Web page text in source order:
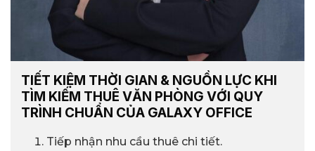
TIẾT KIỆM THỜI GIAN & NGUỒN LỰC KHI
TÌM KIẾM THUÊ VĂN PHÒNG VỚI QUY
TRÌNH CHUẨN CỦA GALAXY OFFICE
Tiếp nhận nhu cầu thuê chi tiết.